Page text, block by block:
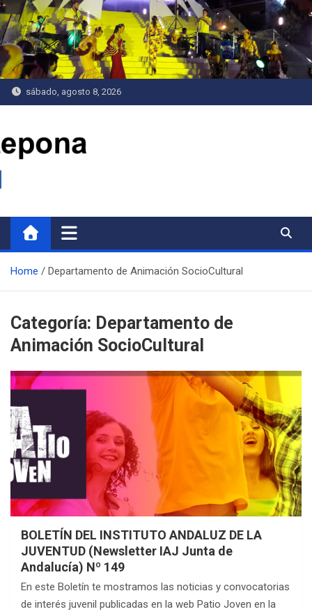
Saltar
al
contenido
sábado, agosto 8, 2026
Home Departamento de Animación SocioCultural
Categoría: Departamento de
Animación SocioCultural
BOLETÍN DEL INSTITUTO ANDALUZ DE LA
JUVENTUD (Newsletter IAJ Junta de
Andalucía) Nº 149
En este Boletín te mostramos las noticias y convocatorias
de interés juvenil publicadas en la web Patio Joven en la